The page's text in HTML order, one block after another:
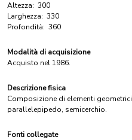
Altezza: 300
Larghezza: 330
Profondità: 360
Modalità di acquisizione
Acquisto nel 1986.
Descrizione fisica
Composizione di elementi
parallelepipedo, semicerchio.
Fonti collegate